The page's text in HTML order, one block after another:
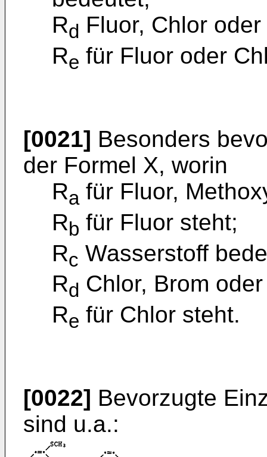
Rd Fluor, Chlor
Re für Fluor oder
[0021] Besonders
der Formel X, worin
Ra für Fluor,
Rb für Fluor steht;
Rc Wasserstoff
Rd Chlor, Brom
Re für Chlor steht.
[0022] Bevorzugte
sind u.a.: